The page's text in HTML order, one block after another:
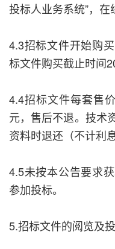
投标人业务系统”，在
4.3招标文件开始购
标文件购买截止时间
4.4招标文件每套售
元，售后不退。技术
资料时退还（不计利
4.5未按本公告要求
参加投标。
5.招标文件的阅览及